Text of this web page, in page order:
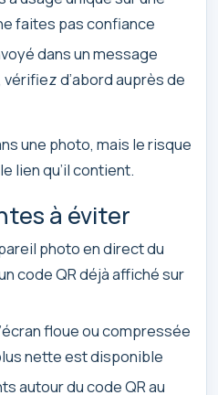
faites pas confiance
dans un message
d’abord auprès de
une photo, mais le risque
lien qu’il contient.
à éviter
photo en direct du
code QR déjà affiché sur
floue ou compressée
nette est disponible
autour du code QR au